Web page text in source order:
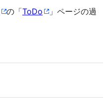
の「ToDo
」ページの過